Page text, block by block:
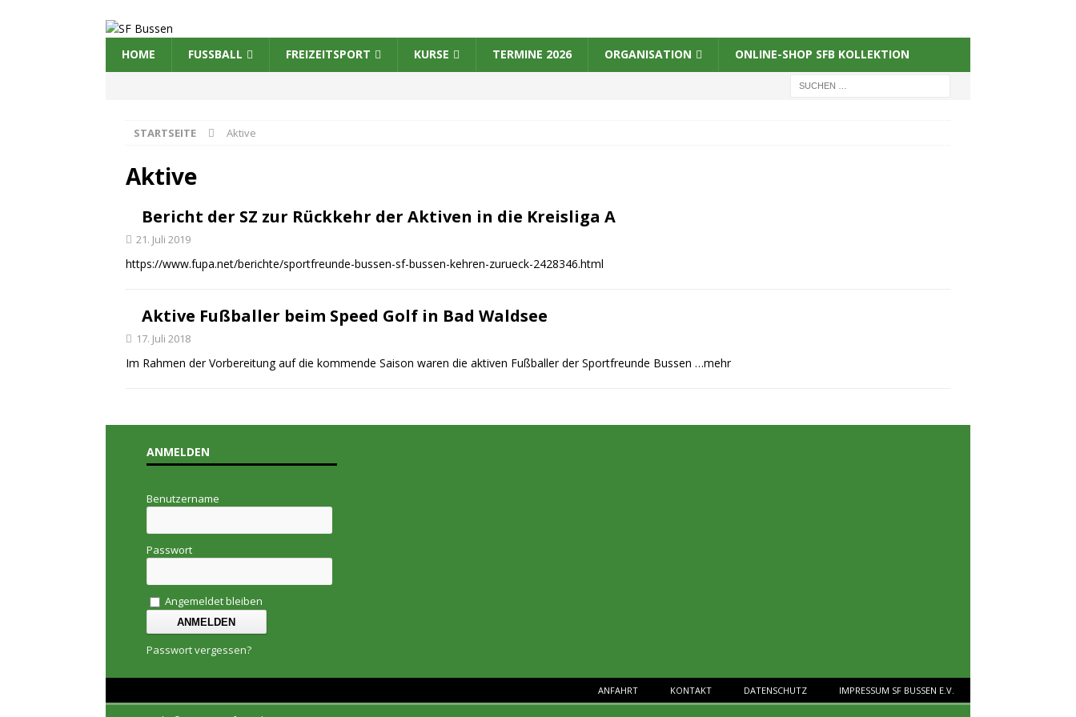
HOME FUSSBALL FREIZEITSPORT KURSE TERMINE 2026 ORGANISATION ONLINE-SHOP SFB KOLLEKTION
STARTSEITE Aktive
Aktive
Bericht der SZ zur Rückkehr der Aktiven in die Kreisliga A
21. Juli 2019
https://www.fupa.net/berichte/sportfreunde-bussen-sf-bussen-kehren-zurueck-2428346.html
Aktive Fußballer beim Speed Golf in Bad Waldsee
17. Juli 2018
Im Rahmen der Vorbereitung auf die kommende Saison waren die aktiven Fußballer der Sportfreunde Bussen …mehr
ANMELDEN
Benutzername
Passwort
Angemeldet bleiben
Passwort vergessen?
ANFAHRT KONTAKT DATENSCHUTZ IMPRESSUM SF BUSSEN E.V.